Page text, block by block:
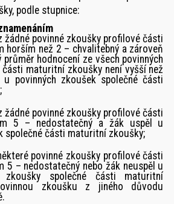
podle stupnice:
žádné povinné zkoušky profilové části
horším než 2 – chvalitebný a zároveň
hodnocení ze všech povinných
maturitní zkoušky není vyšší než
povinných zkoušek společné části
žádné povinné zkoušky profilové části
5 – nedostatečný a žák uspěl u
společné části maturitní zkoušky;
povinné zkoušky profilové části
5 – nedostatečný nebo žák neuspěl u
zkoušky společné části maturitní
zkoušku z jiného důvodu